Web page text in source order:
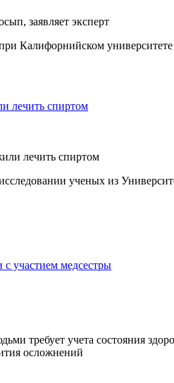
Калифорнийском
лечить спиртом
ученых из
участием медсестры
требует учета состояния
осложнений